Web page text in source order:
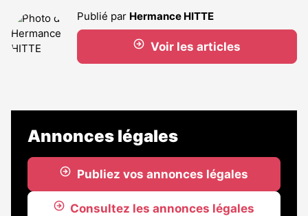
Publié par Hermance HITTE
Voir les articles
Annonces légales
Publiez vos annonces légales
Consultez les annonces légales